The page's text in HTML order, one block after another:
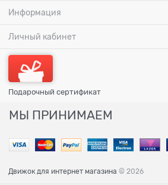
Информация
Личный кабинет
Подарочный сертификат
МЫ ПРИНИМАЕМ
Движок для интернет магазина © 2026